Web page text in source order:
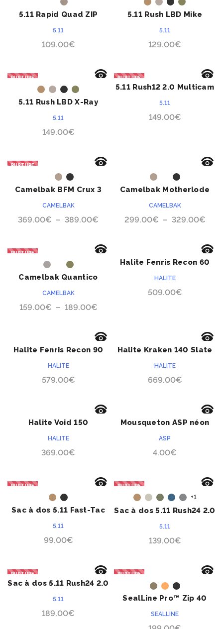
5.11 Rapid Quad ZIP
5.11
109.00€
5.11 Rush LBD Mike
5.11
129.00€
RUPTURE
ACHETER
5.11 Rush LBD X-Ray
5.11
149.00€
RUPTURE
ACHETER
5.11 Rush12 2.0 Multicam
5.11
149.00€
RUPTURE
ACHETER
Camelbak BFM Crux 3
CAMELBAK
369.00€ – 389.00€
prix :
369.00€
ACHETER
Camelbak Motherlode
CAMELBAK
299.00€ – 329.00€
prix :
RUPTURE
ACHETER
Camelbak Quantico
CAMELBAK
159.00€ – 189.00€Plage
prix :
159.00€
ACHETER
Halite Fenris Recon 60
HALITE
509.00€
ACHETER
Halite Fenris Recon 90
HALITE
579.00€
ACHETER
Halite Kraken 140 Slate
HALITE
669.00€
ACHETER
Halite Void 150
HALITE
369.00€
ACHETER
Mousqueton ASP néon
ASP
4.00€
RUPTURE
ACHETER
Sac à dos 5.11 Fast-Tac
5.11
99.00€
RUPTURE
ACHETER +1
Sac à dos 5.11 Rush24 2.0
5.11
139.00€
RUPTURE
ACHETER
Sac à dos 5.11 Rush24 2.0
5.11
189.00€
RUPTURE
ACHETER
SealLine Pro™ Zip 40
SEALLINE